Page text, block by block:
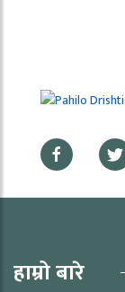
हाम्रो बारे